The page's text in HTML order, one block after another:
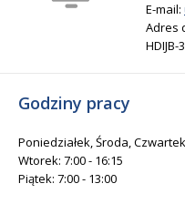
E-mail:
Adres
HDIJB-
Godziny pracy
Poniedziałek, Środa,
Wtorek: 7:00 - 16:15
Piątek: 7:00 - 13:00